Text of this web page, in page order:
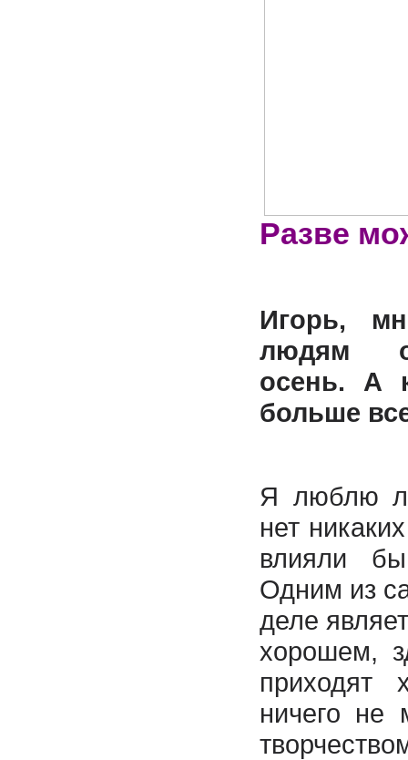
Разве
Игорь,
людям
осень. А
больше
Я люблю
нет
влияли
Одним из
деле
хорошем,
приходят
ничего не